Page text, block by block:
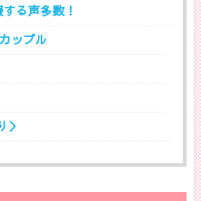
る声多数！
ップル
＞